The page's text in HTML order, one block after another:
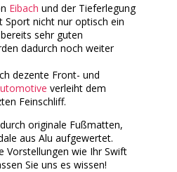
Eibach und der Tieferlegung
Sport nicht nur optisch ein
sehr guten
dadurch noch weiter
dezente Front- und
verleiht dem
Feinschliff.
originale Fußmatten,
aus Alu aufgewertet.
Vorstellungen wie Ihr Swift
Sie uns es wissen!